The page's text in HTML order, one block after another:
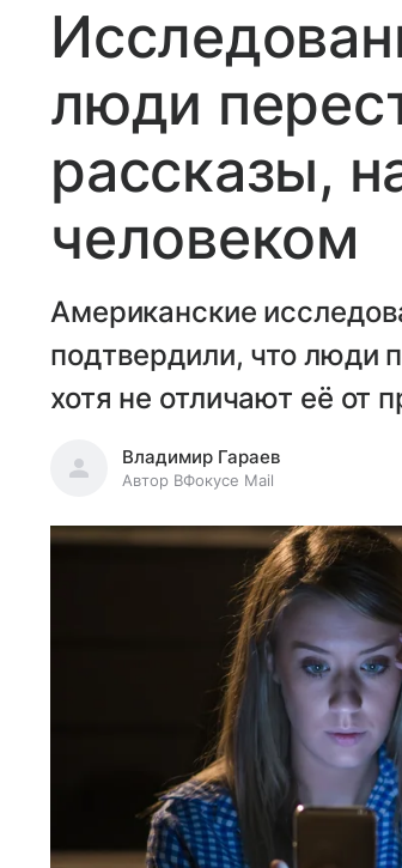
люди
рассказы,
человеком
Американские
подтвердили, что люди
хотя не отличают её от
Владимир Гараев
Автор ВФокусе Mail